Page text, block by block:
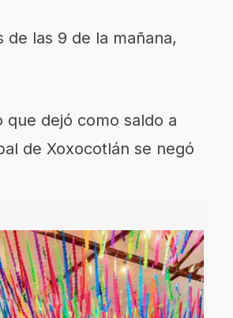
las 9 de la mañana,
que dejó como saldo a
de Xoxocotlán se negó